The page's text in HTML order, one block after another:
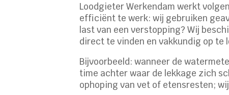
Loodgieter Werkendam werkt
efficiënt te werk: wij gebruiken
last van een verstopping? Wij
direct te vinden en vakkundig op te
Bijvoorbeeld: wanneer de
time achter waar de lekkage zich
ophoping van vet of etensresten;